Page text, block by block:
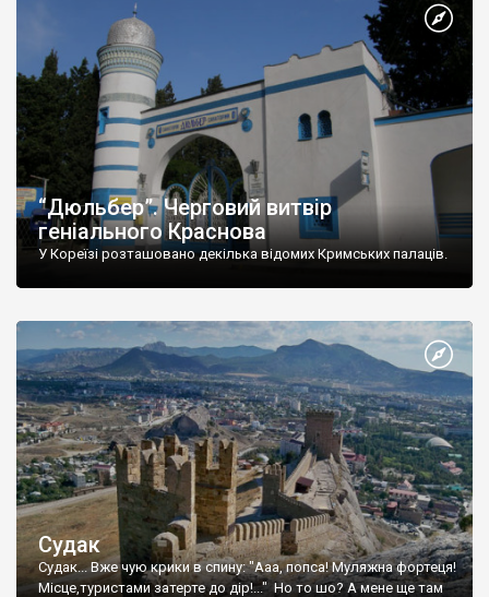
“Дюльбер”. Черговий витвір
геніального Краснова
У Кореїзі розташовано декілька відомих Кримських палаців.
Судак
Судак... Вже чую крики в спину: "Ааа, попса! Муляжна фортеця!
Місце,туристами затерте до дір!..." Но то шо? А мене ще там